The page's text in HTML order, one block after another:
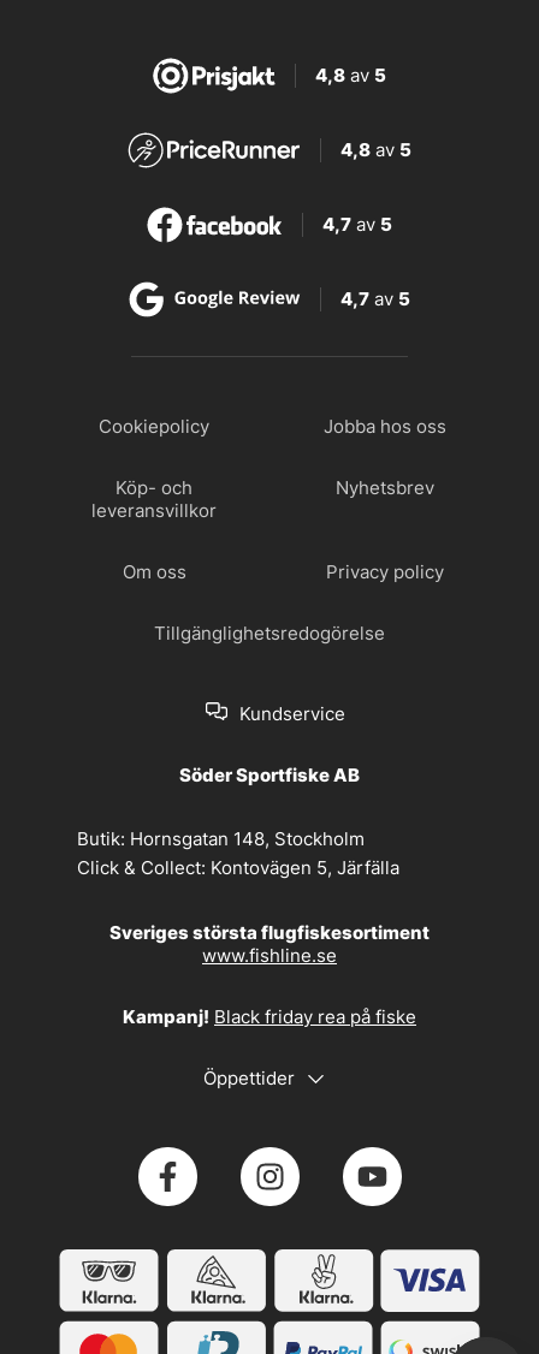
4,8av 5
4,8 av 5
4,7 av 5
4,7 av 5
Cookiepolicy Jobba hos oss
Köp- och
leveransvillkor
Nyhetsbrev
Om oss Privacy policy
Tillgänglighetsredogörelse
Kundservice
Söder Sportfiske AB
Butik: Hornsgatan 148, Stockholm
Click & Collect: Kontovägen 5, Järfälla
Sveriges största flugfiskesortiment
www.fishline.se
Kampanj! Black friday rea på fiske
Öppettider